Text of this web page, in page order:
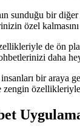
sunduğu bir
özel
de ön
daha
bir araya